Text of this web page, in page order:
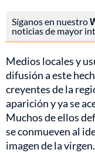
Síganos en nuestro
noticias de mayor
Medios locales y
difusión a este
creyentes de la
aparición y ya se
Muchos de ellos
se conmueven al
imagen de la virgen.